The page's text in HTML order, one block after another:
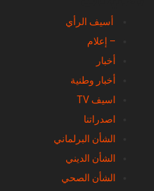
أسيف الرأي
– إعلام
أخبار
أخبار وطنية
اسيف TV
اصدراتنا
الشأن البرلماني
الشأن الديني
الشأن الصحي